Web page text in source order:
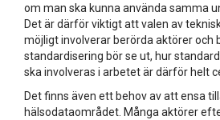
om man ska kunna använda samma
Det är därför viktigt att valen av
möjligt involverar berörda aktörer och
standardisering bör se ut, hur
ska involveras i arbetet är därför helt
Det finns även ett behov av att ensa
hälsodataområdet. Många aktörer